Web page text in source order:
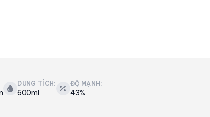
DUNG TÍCH:
600ml
ĐỘ MẠNH:
43%